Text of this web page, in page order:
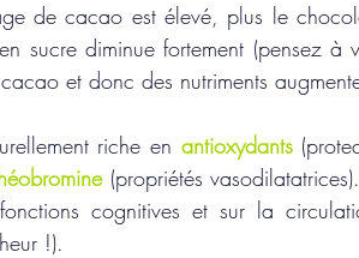
de cacao est élevé, plus le
sucre diminue fortement (pensez
et donc des nutriments
riche en antioxydants
(propriétés
cognitives et sur la
!).